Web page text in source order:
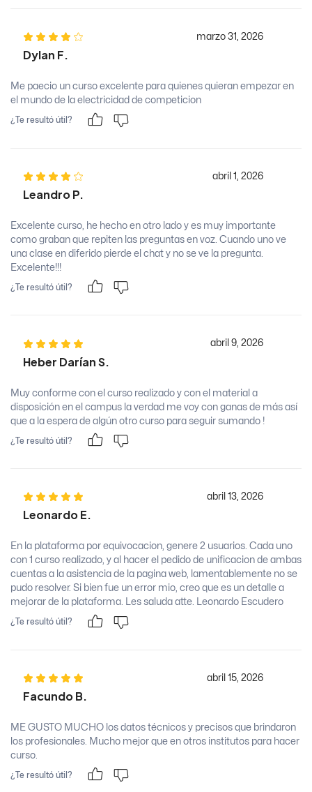
Dylan F.
marzo 31, 2026
Me paecio un curso excelente para quienes quieran empezar en
el mundo de la electricidad de competicion
¿Te resultó útil?
Leandro P.
abril 1, 2026
Excelente curso, he hecho en otro lado y es muy importante
como graban que repiten las preguntas en voz. Cuando uno ve
una clase en diferido pierde el chat y no se ve la pregunta.
Excelente!!!
¿Te resultó útil?
Heber Darían S.
abril 9, 2026
Muy conforme con el curso realizado y con el material a
disposición en el campus la verdad me voy con ganas de más así
que a la espera de algún otro curso para seguir sumando !
¿Te resultó útil?
Leonardo E.
abril 13, 2026
En la plataforma por equivocacion, genere 2 usuarios. Cada uno
con 1 curso realizado, y al hacer el pedido de unificacion de ambas
cuentas a la asistencia de la pagina web, lamentablemente no se
pudo resolver. Si bien fue un error mio, creo que es un detalle a
mejorar de la plataforma. Les saluda atte. Leonardo Escudero
¿Te resultó útil?
Facundo B.
abril 15, 2026
ME GUSTO MUCHO los datos técnicos y precisos que brindaron
los profesionales. Mucho mejor que en otros institutos para hacer
curso.
¿Te resultó útil?